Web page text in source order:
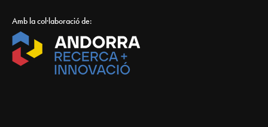
Amb la col·laboració de: